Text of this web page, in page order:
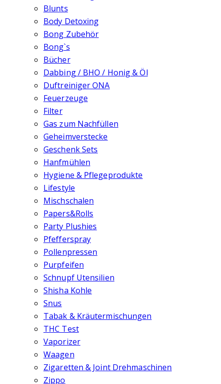
Blunts
Body Detoxing
Bong Zubehör
Bong`s
Bücher
Dabbing / BHO / Honig & Öl
Duftreiniger ONA
Feuerzeuge
Filter
Gas zum Nachfüllen
Geheimverstecke
Geschenk Sets
Hanfmühlen
Hygiene & Pflegeprodukte
Lifestyle
Mischschalen
Papers&Rolls
Party Plushies
Pfefferspray
Pollenpressen
Purpfeifen
Schnupf Utensilien
Shisha Kohle
Snus
Tabak & Kräutermischungen
THC Test
Vaporizer
Waagen
Zigaretten & Joint Drehmaschinen
Zippo